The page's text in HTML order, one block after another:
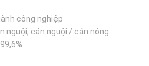
công nghiệp
nguội, cán nguội / cán nóng